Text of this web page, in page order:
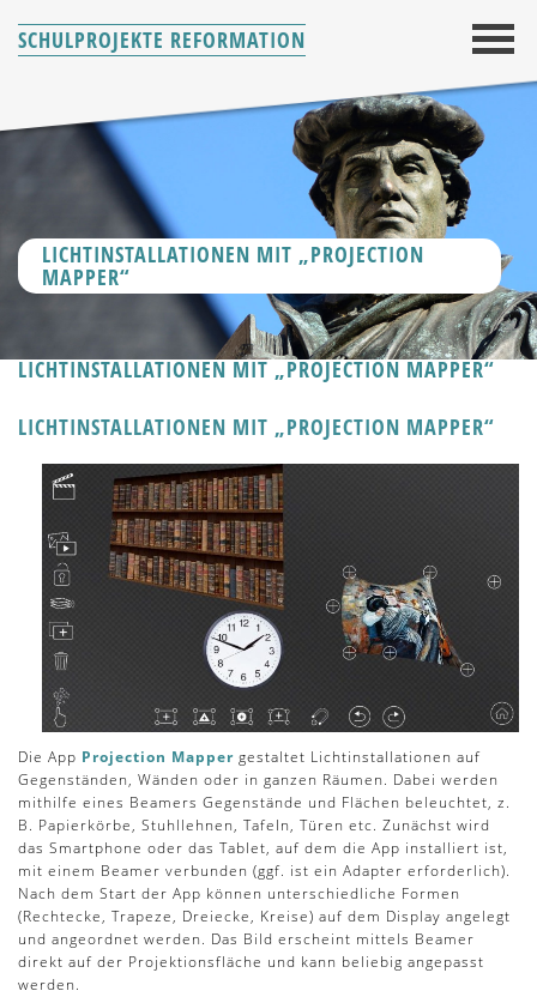
SCHULPROJEKTE REFORMATION
LICHTINSTALLATIONEN MIT „PROJECTION
MAPPER“
LICHTINSTALLATIONEN MIT „PROJECTION MAPPER“
LICHTINSTALLATIONEN MIT „PROJECTION MAPPER“
Die App Projection Mapper gestaltet Lichtinstallationen auf
Gegenständen, Wänden oder in ganzen Räumen. Dabei werden
mithilfe eines Beamers Gegenstände und Flächen beleuchtet, z.
B. Papierkörbe, Stuhllehnen, Tafeln, Türen etc. Zunächst wird
das Smartphone oder das Tablet, auf dem die App installiert ist,
mit einem Beamer verbunden (ggf. ist ein Adapter erforderlich).
Nach dem Start der App können unterschiedliche Formen
(Rechtecke, Trapeze, Dreiecke, Kreise) auf dem Display angelegt
und angeordnet werden. Das Bild erscheint mittels Beamer
direkt auf der Projektionsfläche und kann beliebig angepasst
werden.